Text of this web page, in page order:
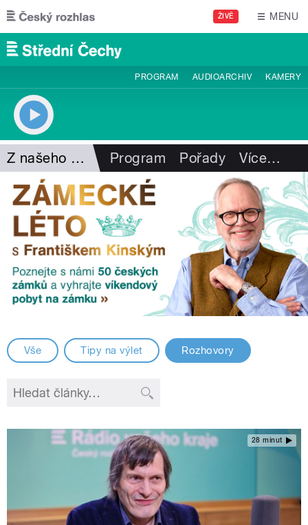
Přejít k hlavnímu obsahu
ŽIVĚ MENU
PROGRAM AUDIOARCHIV KAMERY
Z našeho vysílání Program Pořady Více…
Vše Tipy na výlet Rozhovory
28 minut